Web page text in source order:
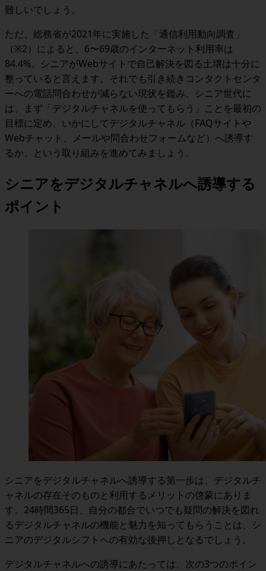
難しいでしょう。
ただ、総務省が2021年に実施した「通信利用動向調査」
（※2）によると、6〜69歳のインターネット利用率は
84.4%。 シニアがWebサイトで自己解決を図る土壌は十分に
整っている と言えます。それでも引き続きコンタクトセンタ
ーへの電話問合わせが減らない現状を鑑み、 シニア世代に
は、
まず「デジタルチャネルを使ってもらう」 ことを最初の
目標に定め、いかにしてデジタルチャネル（FAQサイトや
Webチャット、メールや問合わせフォームなど）へ誘導す
るか、という取り組みを進めてみましょう。
シニアをデジタルチャネルへ誘導する
ポイント
シニアをデジタルチャネルへ誘導する第一歩は、デジタルチ
ャネルの存在そのものと利用するメリットの啓蒙にありま
す。24時間365日、自分の都合でいつでも疑問の解決を図れ
るデジタルチャネルの機能と魅力を知ってもらうことは、シ
ニアのデジタルシフトへの有効な後押しとなるでしょう。
デジタルチャネルへの誘導にあたっては、次の3つのポイン